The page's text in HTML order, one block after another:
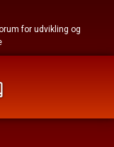
for udvikling og